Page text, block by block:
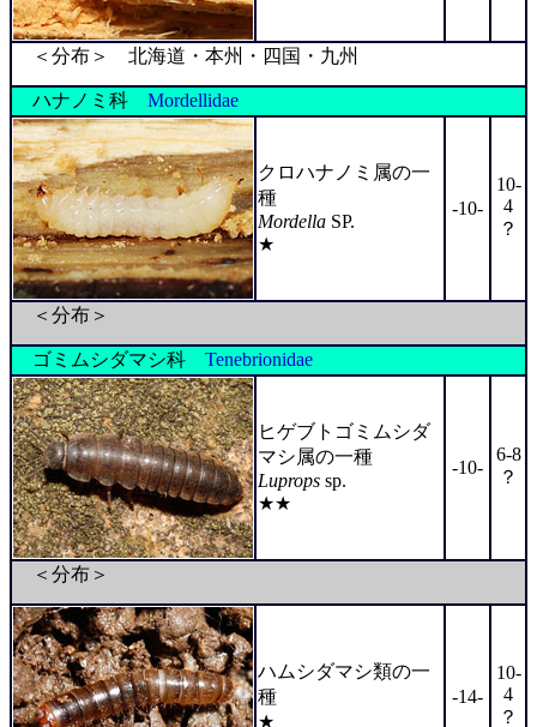
＜分布＞ 北海道・本州・四国・九州
ハナノミ科 Mordellidae
クロハナノミ属の一
種
Mordella SP.
★
-10-
10-
4
？
＜分布＞
ゴミムシダマシ科 Tenebrionidae
ヒゲブトゴミムシダ
マシ属の一種
Luprops sp.
★★
-10-
6-8
？
＜分布＞
ハムシダマシ類の一
種
★
-14-
10-
4
？